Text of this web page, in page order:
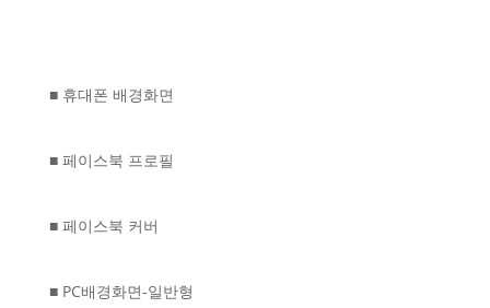
■ 휴대폰 배경화면
■ 페이스북 프로필
■ 페이스북 커버
■ PC배경화면-일반형